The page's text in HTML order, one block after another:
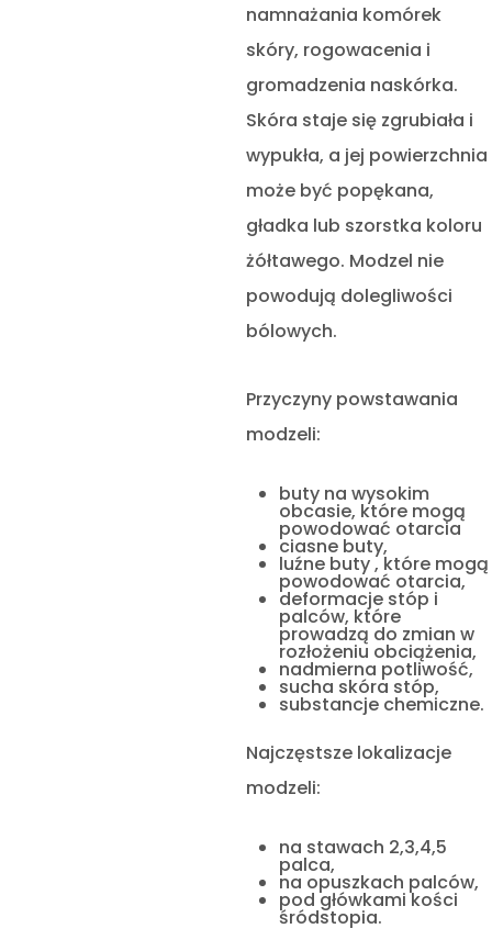
namnażania komórek
skóry, rogowacenia i
gromadzenia naskórka.
Skóra staje się zgrubiała i
wypukła, a jej powierzchnia
może być popękana,
gładka lub szorstka koloru
żółtawego. Modzel nie
powodują dolegliwości
bólowych.
Przyczyny powstawania
modzeli:
buty na wysokim
obcasie, które mogą
powodować otarcia
ciasne buty,
luźne buty , które mogą
powodować otarcia,
deformacje stóp i
palców, które
prowadzą do zmian w
rozłożeniu obciążenia,
nadmierna potliwość,
sucha skóra stóp,
substancje chemiczne.
Najczęstsze lokalizacje
modzeli:
na stawach 2,3,4,5
palca,
na opuszkach palców,
pod główkami kości
śródstopia.